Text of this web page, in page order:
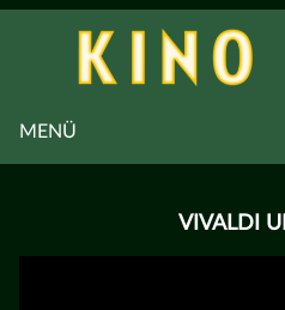
MENÜ
VIVALDI